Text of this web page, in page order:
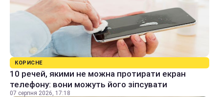
КОРИСНЕ
10 речей, якими не можна протирати екран
телефону: вони можуть його зіпсувати
07 серпня 2026, 17:18